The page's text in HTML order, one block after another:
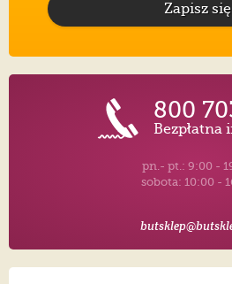
Zapisz się
800
Bezpłatna
pn.- pt.: 9:00 -
sobota: 10:00 -